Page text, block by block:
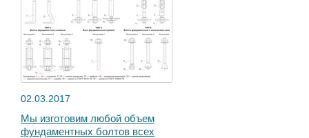
02.03.2017
Мы изготовим любой объем
фундаментных болтов всех